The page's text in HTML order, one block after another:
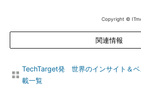
Copyright ©
関連情報
TechTarget発 世界のインサイト＆ベ
載一覧